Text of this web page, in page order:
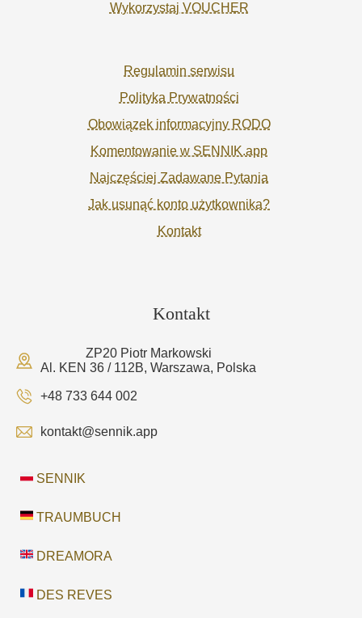
Wykorzystaj VOUCHER
Regulamin serwisu
Polityka Prywatności
Obowiązek informacyjny RODO
Komentowanie w SENNIK.app
Najczęściej Zadawane Pytania
Jak usunąć konto użytkownika?
Kontakt
Kontakt
ZP20 Piotr Markowski
Al. KEN 36 / 112B, Warszawa, Polska
+48 733 644 002
kontakt@sennik.app
SENNIK
TRAUMBUCH
DREAMORA
DES REVES